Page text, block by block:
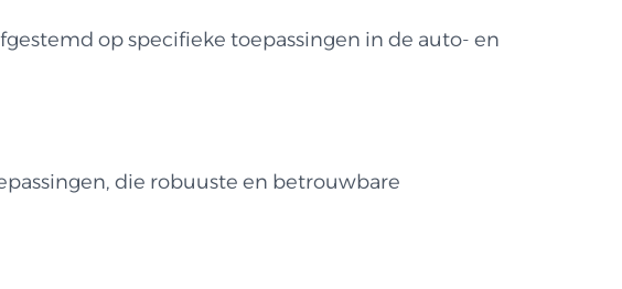
op specifieke toepassingen in de auto- en
die robuuste en betrouwbare